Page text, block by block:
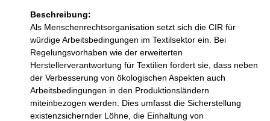
Beschreibung:
Als Menschenrechtsorganisation setzt sich die CIR für
würdige Arbeitsbedingungen im Textilsektor ein. Bei
Regelungsvorhaben wie der erweiterten
Herstellerverantwortung für Textilien fordert sie, dass neben
der Verbesserung von ökologischen Aspekten auch
Arbeitsbedingungen in den Produktionsländern
miteinbezogen werden. Dies umfasst die Sicherstellung
existenzsichernder Löhne, die Einhaltung von